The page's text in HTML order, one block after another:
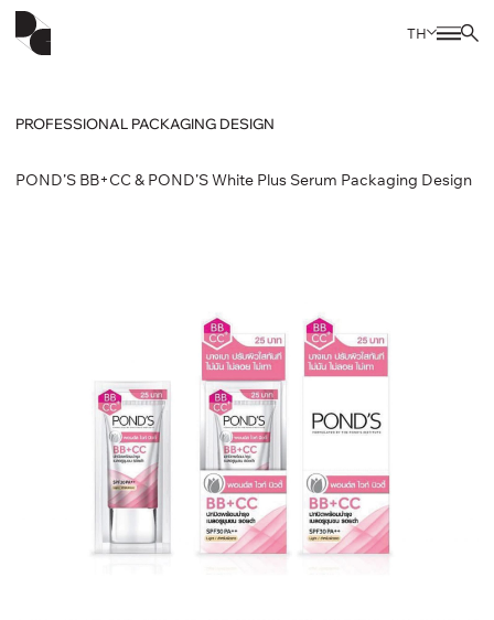
TH
PROFESSIONAL PACKAGING DESIGN
POND’S BB+CC & POND’S White Plus Serum Packaging Design